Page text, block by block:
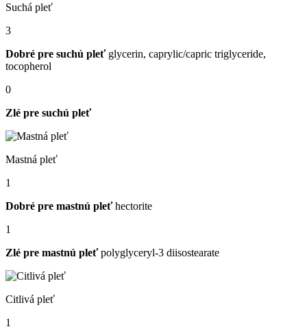
Suchá pleť
3
Dobré pre suchú pleť glycerin, caprylic/capric triglyceride,
tocopherol
0
Zlé pre suchú pleť
Mastná pleť
1
Dobré pre mastnú pleť hectorite
1
Zlé pre mastnú pleť polyglyceryl-3 diisostearate
Citlivá pleť
1